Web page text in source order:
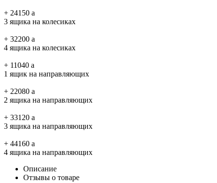
+ 24150 a
3 ящика на колесиках
+ 32200 a
4 ящика на колесиках
+ 11040 a
1 ящик на направляющих
+ 22080 a
2 ящика на направляющих
+ 33120 a
3 ящика на направляющих
+ 44160 a
4 ящика на направляющих
Описание
Отзывы о товаре